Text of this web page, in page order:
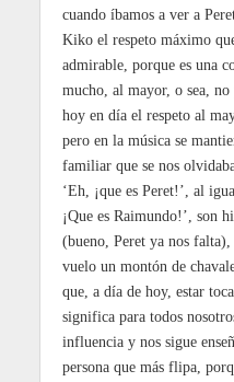
cuando íbamos a ver a
Kiko el respeto máximo
admirable, porque es una
mucho, al mayor, o sea, no
hoy en día el respeto al
pero en la música se
familiar que se nos
‘Eh, ¡que es Peret!’, al
¡Que es Raimundo!’, son
(bueno, Peret ya nos
vuelo un montón de
que, a día de hoy, estar
significa para todos
influencia y nos sigue
persona que más flipa,